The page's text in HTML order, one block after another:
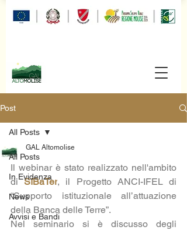
Post
All Posts
In Evidenza
News
Avvisi e Bandi
All Posts
GAL Altomolise
Il webinar è stato realizzato nell'ambito
di SIBaTer, il Progetto ANCI-IFEL di
“Supporto istituzionale all’attuazione
della Banca delle Terre”.